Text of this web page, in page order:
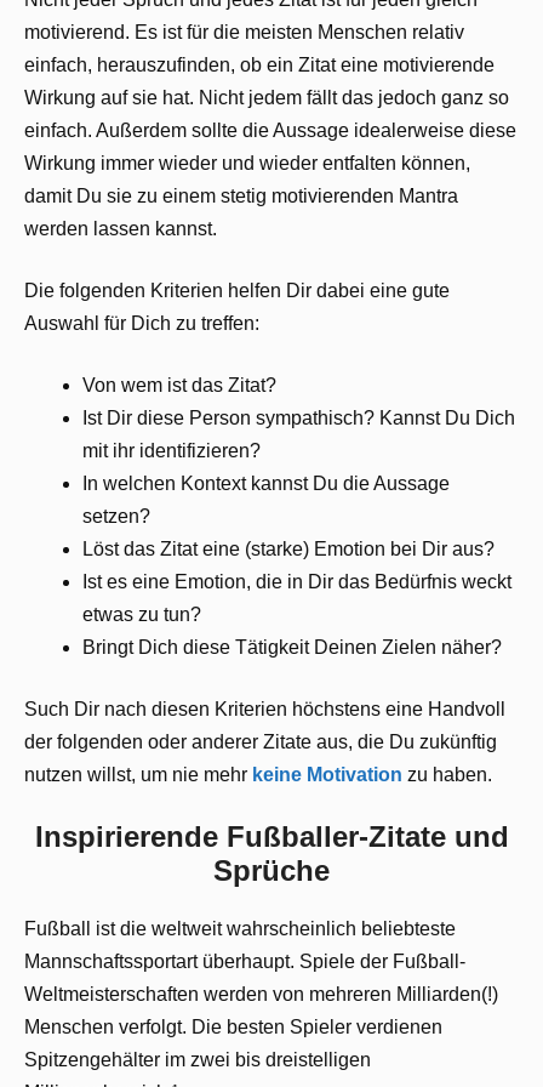
motivierend. Es ist für die meisten Menschen relativ
einfach, herauszufinden, ob ein Zitat eine motivierende
Wirkung auf sie hat. Nicht jedem fällt das jedoch ganz so
einfach. Außerdem sollte die Aussage idealerweise diese
Wirkung immer wieder und wieder entfalten können,
damit Du sie zu einem stetig motivierenden Mantra
werden lassen kannst.
Die folgenden Kriterien helfen Dir dabei eine gute
Auswahl für Dich zu treffen:
Von wem ist das Zitat?
Ist Dir diese Person sympathisch? Kannst Du Dich
mit ihr identifizieren?
In welchen Kontext kannst Du die Aussage
setzen?
Löst das Zitat eine (starke) Emotion bei Dir aus?
Ist es eine Emotion, die in Dir das Bedürfnis weckt
etwas zu tun?
Bringt Dich diese Tätigkeit Deinen Zielen näher?
Such Dir nach diesen Kriterien höchstens eine Handvoll
der folgenden oder anderer Zitate aus, die Du zukünftig
nutzen willst, um nie mehr keine Motivation zu haben.
Inspirierende Fußballer-Zitate und
Sprüche
Fußball ist die weltweit wahrscheinlich beliebteste
Mannschaftssportart überhaupt. Spiele der Fußball-
Weltmeisterschaften werden von mehreren Milliarden(!)
Menschen verfolgt. Die besten Spieler verdienen
Spitzengehälter im zwei bis dreistelligen